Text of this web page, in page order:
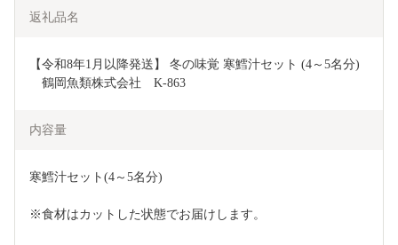
返礼品名
【令和8年1月以降発送】 冬の味覚 寒鱈汁セット (4～5名分)
鶴岡魚類株式会社　K-863
内容量
寒鱈汁セット(4～5名分)
※食材はカットした状態でお届けします。